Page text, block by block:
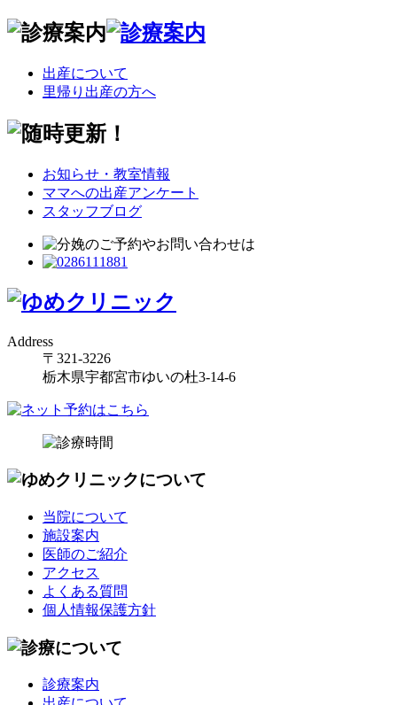
出産について
里帰り出産の方へ
お知らせ・教室情報
ママへの出産アンケート
スタッフブログ
Address
〒321-3226
栃木県宇都宮市ゆいの杜3-14-6
当院について
施設案内
医師のご紹介
アクセス
よくある質問
個人情報保護方針
診療案内